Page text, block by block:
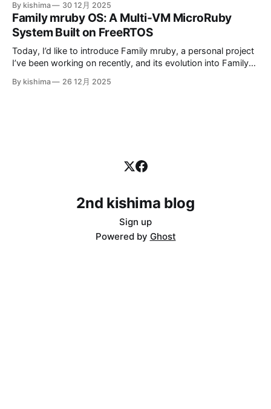
ことができました。 事前準備 本格的に開発に着手したのが
2025年の10月ごろで、そこからまずはLinuxシミュレーショ
ン環境で開発進めて、基本形を
年会2025 まだ忙しい季時期でしたが、地方出張前に荷物抱
えて参加した記憶があります。 Tokyu.rbは、みんなで美味し
いもの（主に肉）をいただく集まりなのですが、そこで関西
Ruby会議のことを聞いたことが、この後の動きの伏線にな
りました。 ５月になって仕事が落ち着いてきたので、一念
発起して久しぶりに地域Ruby会議へのプロポーザルを送っ
たのでした。 5/26 PicoPicoRuby #1 待望のmruby関連の勉
とをやってみたくなってきました。 そのころSeeedのGrove
というものを知って、これなら初心者でも色々電子デバイス
試せる！となって色々買ってきて作ったのがこちらです。 A
first step to Raspberry Pi project | Kishima blogThis was a
first step to Raspberry Pi project done in last year.
RaspiMusicServer This an…Kishima blogkishimaGitHub -
kishima/RaspiMusicServer: An music server on Raspberry pi
By kishima 30 12月 2025
Family mruby OS: A Multi-VM MicroRuby
System Built on FreeRTOS
Today, I’d like to introduce Family mruby, a personal project
I’ve been working on recently, and its evolution into Family
Background and Motivation Family mruby is a project that I
By kishima 26 12月 2025
2nd kishima blog
Sign up
Powered by Ghost